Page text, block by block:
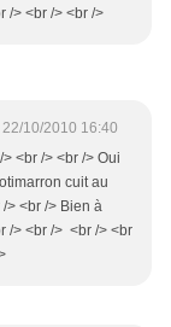
/> <br /> <br />
22/10/2010 16:40
<br /> <br /> Oui
cuit au
> <br /> Bien à
/> <br /> <br /> <br